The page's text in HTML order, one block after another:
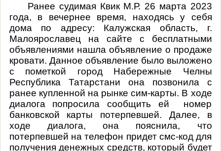
Ранее судимая Квик М.Р. 26 марта 2023
года, в вечернее время, находясь у себя
дома по адресу: Калужская область, г.
Малоярославец на сайте с бесплатными
объявлениями нашла объявление о продаже
кровати. Данное объявление было выложено
с пометкой город Набережные Челны
Республика Татарстани она позвонила с
ранее купленной на рынке сим-карты. В ходе
диалога попросила сообщить ей номер
банковской карты потерпевшей. Далее, в
ходе диалога, она пояснила, что
потерпевшей на телефон придет смс-код для
получения денежных средств, который будет